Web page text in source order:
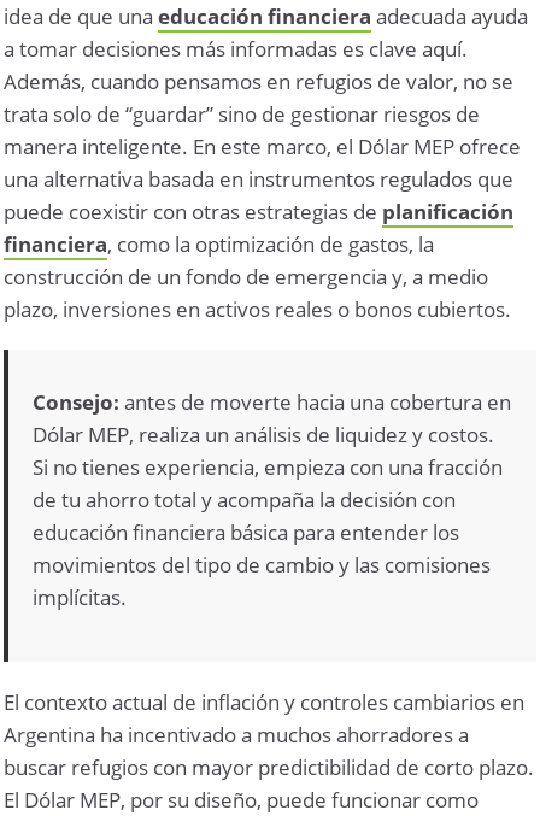
idea de que unaeducación financiera adecuada ayuda
a tomar decisiones más informadas es clave aquí.
Además, cuando pensamos en refugios de valor, no se
trata solo de “guardar” sino de gestionar riesgos de
manera inteligente. En este marco, el Dólar MEP ofrece
una alternativa basada en instrumentos regulados que
puede coexistir con otras estrategias de planificación
financiera, como la optimización de gastos, la
construcción de un fondo de emergencia y, a medio
plazo, inversiones en activos reales o bonos cubiertos.
Consejo: antes de moverte hacia una cobertura en
Dólar MEP, realiza un análisis de liquidez y costos.
Si no tienes experiencia, empieza con una fracción
de tu ahorro total y acompaña la decisión con
educación financiera básica para entender los
movimientos del tipo de cambio y las comisiones
implícitas.
El contexto actual de inflación y controles cambiarios en
Argentina ha incentivado a muchos ahorradores a
buscar refugios con mayor predictibilidad de corto plazo.
El Dólar MEP, por su diseño, puede funcionar como